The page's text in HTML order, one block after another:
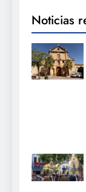
Noticias